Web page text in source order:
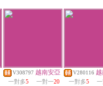
V308797 越南安亞
一對多5 一對一20
V280116
一對多5